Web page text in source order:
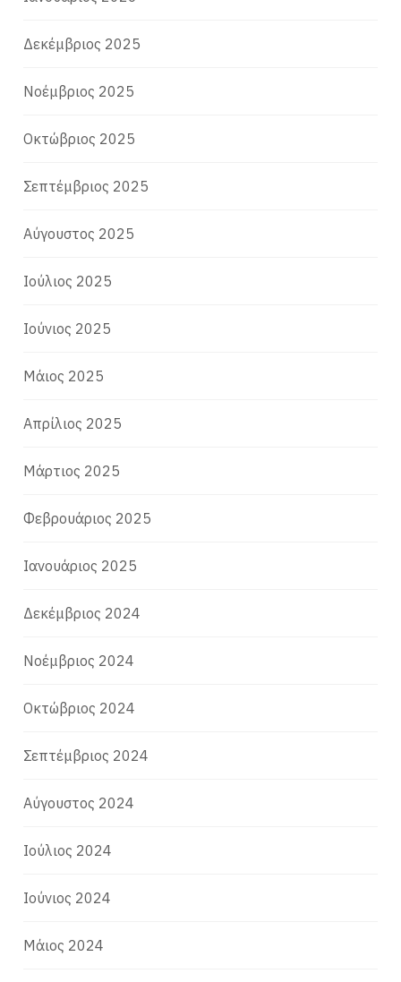
Δεκέμβριος 2025
Νοέμβριος 2025
Οκτώβριος 2025
Σεπτέμβριος 2025
Αύγουστος 2025
Ιούλιος 2025
Ιούνιος 2025
Μάιος 2025
Απρίλιος 2025
Μάρτιος 2025
Φεβρουάριος 2025
Ιανουάριος 2025
Δεκέμβριος 2024
Νοέμβριος 2024
Οκτώβριος 2024
Σεπτέμβριος 2024
Αύγουστος 2024
Ιούλιος 2024
Ιούνιος 2024
Μάιος 2024